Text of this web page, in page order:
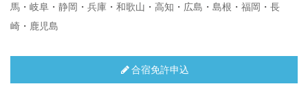
馬 ・ 岐阜 ・ 静岡 ・ 兵庫 ・ 和歌山 ・ 高知 ・ 広島 ・ 島根 ・ 福岡 ・ 長
崎 ・ 鹿児島
合宿免許申込